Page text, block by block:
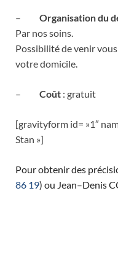
– Organisation du
Par nos soins.
Possibilité de venir
votre domicile.
– Coût : gratuit
[gravityform id= »1″
Stan »]
Pour obtenir des
86 19) ou Jean–Denis